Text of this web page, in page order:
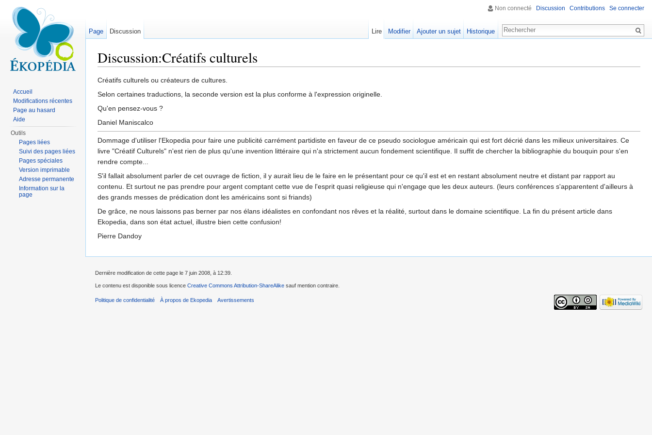
Discussion:Créatifs culturels
Créatifs culturels ou créateurs de cultures.
Selon certaines traductions, la seconde version est la plus conforme à l'expression originelle.
Qu'en pensez-vous ?
Daniel Maniscalco
Dommage d'utiliser l'Ekopedia pour faire une publicité carrément partidiste en faveur de ce pseudo sociologue américain qui est fort décrié dans les milieux universitaires. Ce
livre "Créatif Culturels" n'est rien de plus qu'une invention littéraire qui n'a strictement aucun fondement scientifique. Il suffit de chercher la bibliographie du bouquin pour s'en
rendre compte...
S'il fallait absolument parler de cet ouvrage de fiction, il y aurait lieu de le faire en le présentant pour ce qu'il est et en restant absolument neutre et distant par rapport au
contenu. Et surtout ne pas prendre pour argent comptant cette vue de l'esprit quasi religieuse qui n'engage que les deux auteurs. (leurs conférences s'apparentent d'ailleurs à
des grands messes de prédication dont les américains sont si friands)
De grâce, ne nous laissons pas berner par nos élans idéalistes en confondant nos rêves et la réalité, surtout dans le domaine scientifique. La fin du présent article dans
Ekopedia, dans son état actuel, illustre bien cette confusion!
Pierre Dandoy
Non connecté Discussion Contributions Se connecter
Page Discussion Lire Modifier Ajouter un sujet Historique
Accueil
Modifications récentes
Page au hasard
Aide
Outils
Pages liées
Suivi des pages liées
Pages spéciales
Version imprimable
Adresse permanente
Information sur la
page
Dernière modification de cette page le 7 juin 2008, à 12:39.
Le contenu est disponible sous licence Creative Commons Attribution-ShareAlike sauf mention contraire.
Politique de confidentialité À propos de Ekopedia Avertissements